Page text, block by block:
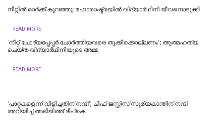
നീറ്റിൽ മാർക്ക് കുറഞ്ഞു; മഹാരാഷ്ട്രയിൽ വിദ്യാർഥിനി ജീവനൊടുക്കി
READ MORE
'നീറ്റ് ചോദ്യപ്പേപ്പർ ചോർത്തിയവരെ തൂക്കിക്കൊല്ലണം'; ആത്മഹത്യ
ചെയ്ത വിദ്യാർഥിനിയുടെ അമ്മ
READ MORE
'പാറ്റകളെന്ന് വിളിച്ചതിന് നന്ദി'; ചീഫ് ജസ്റ്റിസ് സൂര്യകാന്തിന് നന്ദി
അറിയിച്ച് അഭിജിത്ത് ദീപ്‌കെ